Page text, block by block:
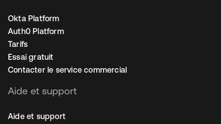
Okta Platform
Auth0 Platform
Tarifs
Essai gratuit
Contacter le service commercial
Aide et support
Aide et support